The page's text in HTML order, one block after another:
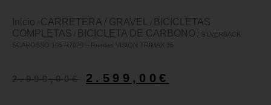
Inicio CARRETERA / GRAVEL
BICICLETAS
COMPLETAS
BICICLETA DE CARBONO / SILVERBACK
SCAROSSO 105 R7020 – Ruedas VISION TRIMAX 35
2.599,00€